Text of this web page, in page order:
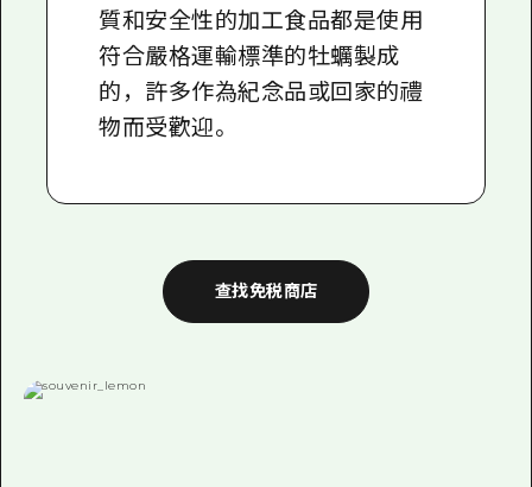
質和安全性的加工食品都是使用
符合嚴格運輸標準的牡蠣製成
的，許多作為紀念品或回家的禮
物而受歡迎。
查找免税商店